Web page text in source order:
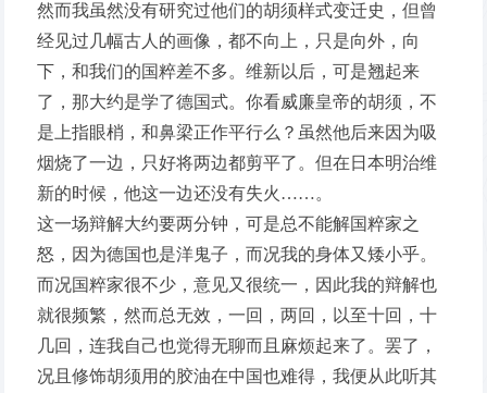
然而我虽然没有研究过他们的胡须样式变迁史，但曾
经见过几幅古人的画像，都不向上，只是向外，向
下，和我们的国粹差不多。维新以后，可是翘起来
了，那大约是学了德国式。你看威廉皇帝的胡须，不
是上指眼梢，和鼻梁正作平行么？虽然他后来因为吸
烟烧了一边，只好将两边都剪平了。但在日本明治维
新的时候，他这一边还没有失火……。
这一场辩解大约要两分钟，可是总不能解国粹家之
怒，因为德国也是洋鬼子，而况我的身体又矮小乎。
而况国粹家很不少，意见又很统一，因此我的辩解也
就很频繁，然而总无效，一回，两回，以至十回，十
几回，连我自己也觉得无聊而且麻烦起来了。罢了，
况且修饰胡须用的胶油在中国也难得，我便从此听其